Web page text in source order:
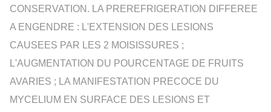
CONSERVATION. LA PREREFRIGERATION DIFFEREE
A ENGENDRE : L'EXTENSION DES LESIONS
CAUSEES PAR LES 2 MOISISSURES ;
L'AUGMENTATION DU POURCENTAGE DE FRUITS
AVARIES ; LA MANIFESTATION PRECOCE DU
MYCELIUM EN SURFACE DES LESIONS ET